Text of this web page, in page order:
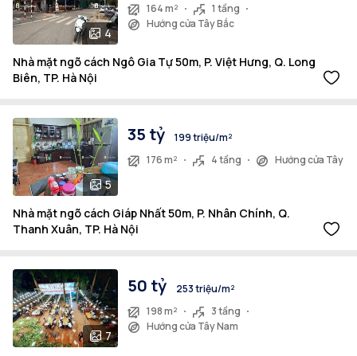
4
164 m²
1 tầng
Hướng cửa Tây Bắc
Nhà mặt ngõ cách Ngô Gia Tự 50m, P. Việt Hưng, Q. Long
Biên, TP. Hà Nội
5
35 tỷ
199 triệu/m²
176 m²
4 tầng Hướng cửa Tây
Nhà mặt ngõ cách Giáp Nhất 50m, P. Nhân Chính, Q.
Thanh Xuân, TP. Hà Nội
7
50 tỷ
253 triệu/m²
198 m²
3 tầng
Hướng cửa Tây Nam